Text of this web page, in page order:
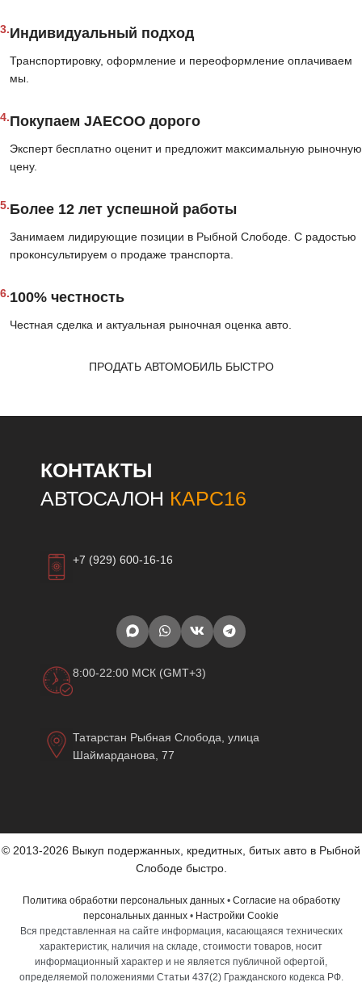
3.Индивидуальный подход
Транспортировку, оформление и переоформление оплачиваем
мы.
4.Покупаем JAECOO дорого
Эксперт бесплатно оценит и предложит максимальную рыночную
цену.
5.Более 12 лет успешной работы
Занимаем лидирующие позиции в Рыбной Слободе. С радостью
проконсультируем о продаже транспорта.
6.100% честность
Честная сделка и актуальная рыночная оценка авто.
ПРОДАТЬ АВТОМОБИЛЬ БЫСТРО
КОНТАКТЫ
АВТОСАЛОН КАРС16
+7 (929) 600-16-16
8:00-22:00 МСК (GMT+3)
Татарстан Рыбная Слобода, улица
Шаймарданова, 77
© 2013-2026 Выкуп подержанных, кредитных, битых авто в Рыбной
Слободе быстро.
Политика обработки персональных данных• Согласие на обработку
персональных данных • Настройки Cookie
Вся представленная на сайте информация, касающаяся технических
характеристик, наличия на складе, стоимости товаров, носит
информационный характер и не является публичной офертой,
определяемой положениями Статьи 437(2) Гражданского кодекса РФ.